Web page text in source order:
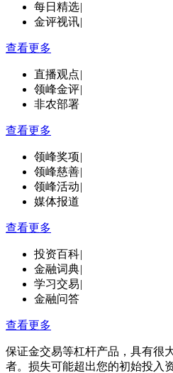
每日精选|
金评视讯|
查看更多
直播观点|
领峰金评|
非农部署
查看更多
领峰奖项|
领峰慈善|
领峰活动|
媒体报道
查看更多
投资百科|
金融词典|
学习交易|
金融问答
查看更多
保证金交易等杠杆产品，具有很
者。损失可能超出您的初始投入